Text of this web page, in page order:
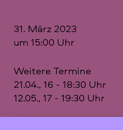
31. März 2023
um 15:00 Uhr
Weitere Termine
21.04., 16 - 18:30 Uhr
12.05., 17 - 19:30 Uhr